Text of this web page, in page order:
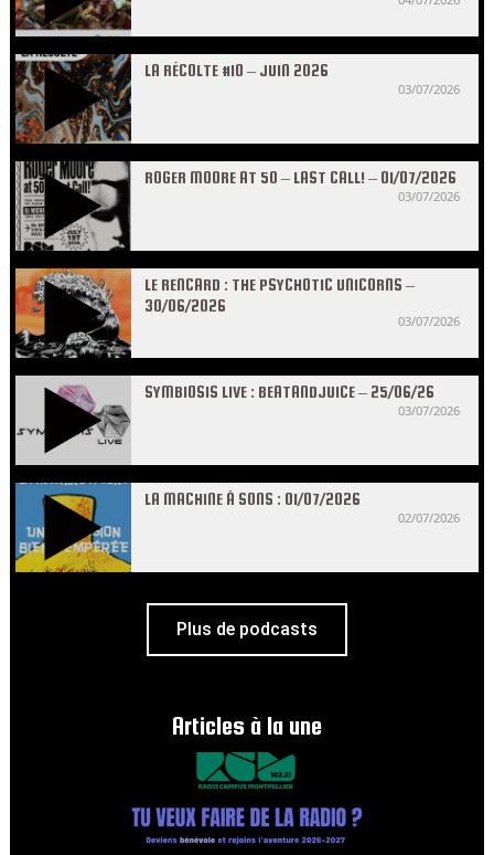
LA RÉCOLTE #10 – JUIN 2026
03/07/2026
ROGER MOORE AT 50 – LAST CALL! – 01/07/2026
03/07/2026
LE RENCARD : THE PSYCHOTIC UNICORNS –
30/06/2026
03/07/2026
SYMBIOSIS LIVE : BEATANDJUICE – 25/06/26
03/07/2026
LA MACHINE À SONS : 01/07/2026
02/07/2026
Plus de podcasts
Articles à la une